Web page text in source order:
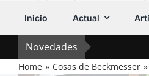
Inicio Actual
Novedades
Home Cosas de Beckmesser